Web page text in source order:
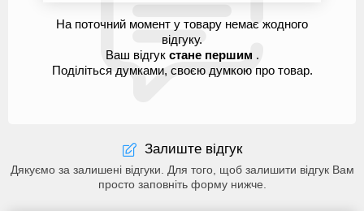
На поточний момент у товару немає жодного
відгуку.
Ваш відгук стане першим .
Поділіться думками, своєю думкою про товар.
Залиште відгук
Дякуємо за залишені відгуки. Для того, щоб залишити відгук Вам
просто заповніть форму нижче.